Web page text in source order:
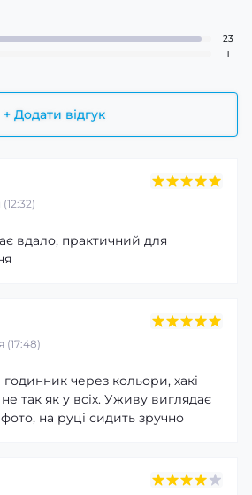
+ Додати відгук
23
1
вдало, практичний для
(17:48)
через кольори, хакі
так як у всіх. Уживу виглядає
на руці сидить зручно